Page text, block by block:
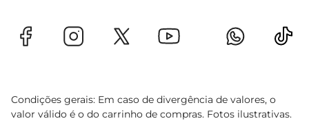
Condições gerais: Em caso de divergência de valores, o
valor válido é o do carrinho de compras. Fotos ilustrativas.